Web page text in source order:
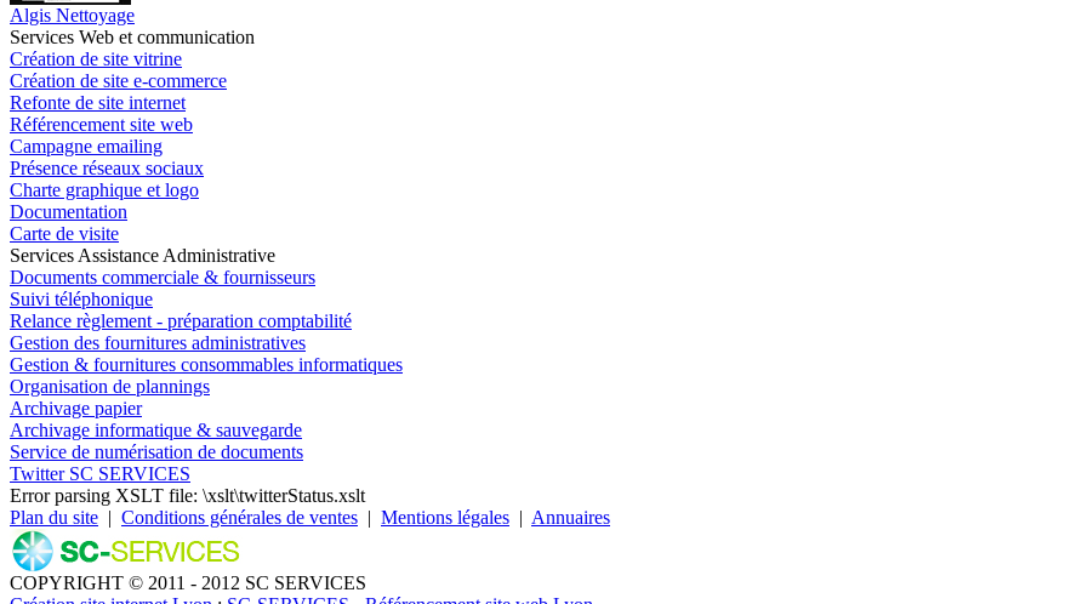
Algis Nettoyage
Services Web et communication
Création de site vitrine
Création de site e-commerce
Refonte de site internet
Référencement site web
Campagne emailing
Présence réseaux sociaux
Charte graphique et logo
Documentation
Carte de visite
Services Assistance Administrative
Documents commerciale & fournisseurs
Suivi téléphonique
Relance règlement - préparation comptabilité
Gestion des fournitures administratives
Gestion & fournitures consommables informatiques
Organisation de plannings
Archivage papier
Archivage informatique & sauvegarde
Service de numérisation de documents
Twitter SC SERVICES
Error parsing XSLT file: \xslt\twitterStatus.xslt
Plan du site | Conditions générales de ventes | Mentions légales | Annuaires
COPYRIGHT © 2011 - 2012 SC SERVICES